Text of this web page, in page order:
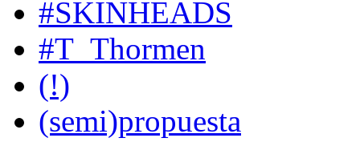
#SKINHEADS
#T_Thormen
(!)
(semi)propuesta